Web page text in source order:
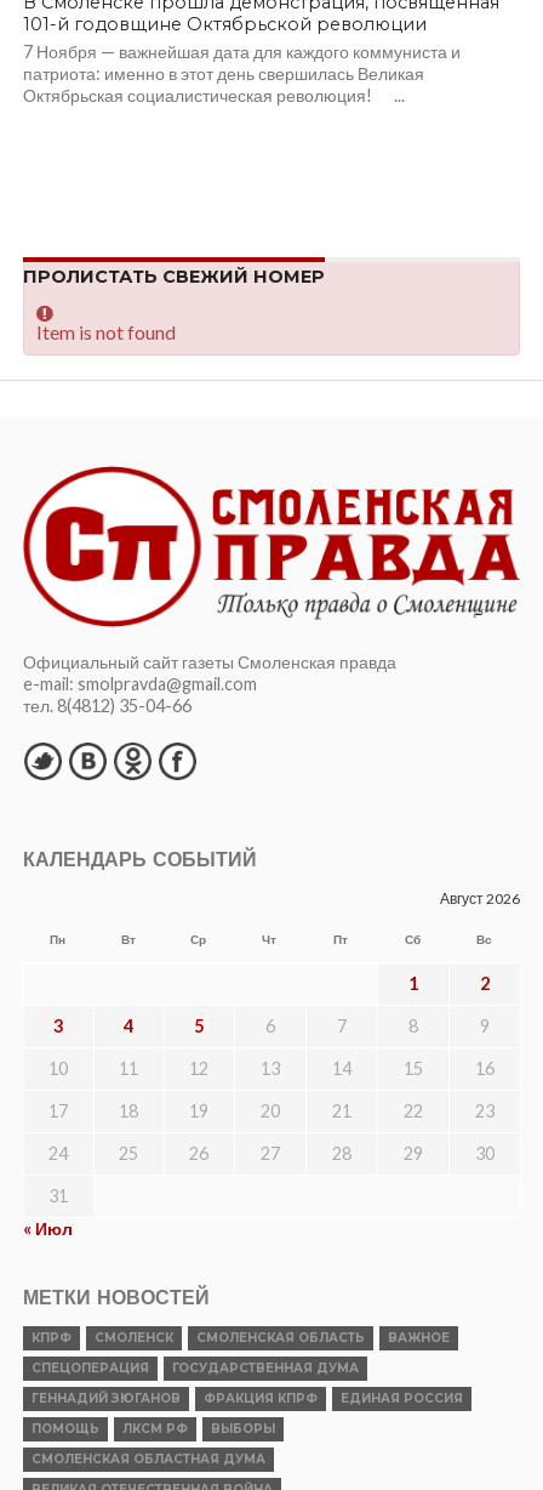
101-й годовщине Октябрьской революции
7 Ноября — важнейшая дата для каждого коммуниста и
патриота: именно в этот день свершилась Великая
Октябрьская социалистическая революция! ...
ПРОЛИСТАТЬ СВЕЖИЙ НОМЕР
Item is not found
Официальный сайт газеты Смоленская правда
e-mail: smolpravda@gmail.com
тел. 8(4812) 35-04-66
КАЛЕНДАРЬ СОБЫТИЙ
Август 2026
Пн Вт Ср Чт Пт Сб Вс
1 2
3 4 5 6 7 8 9
10 11 12 13 14 15 16
17 18 19 20 21 22 23
24 25 26 27 28 29 30
31
« Июл
МЕТКИ НОВОСТЕЙ
КПРФ СМОЛЕНСК СМОЛЕНСКАЯ ОБЛАСТЬ
ВАЖНОЕ
СПЕЦОПЕРАЦИЯ
ГОСУДАРСТВЕННАЯ ДУМА
ГЕННАДИЙ ЗЮГАНОВ
ФРАКЦИЯ КПРФ
ЕДИНАЯ РОССИЯ
ПОМОЩЬ
ЛКСМ РФ
ВЫБОРЫ
СМОЛЕНСКАЯ ОБЛАСТНАЯ ДУМА